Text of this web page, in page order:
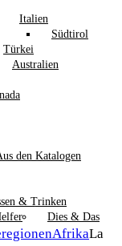
Italien
Südtirol
Türkei
Australien
den Katalogen
& Trinken
Dies & Das
AfrikaLa